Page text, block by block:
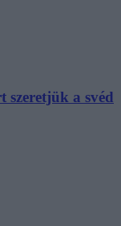
szeretjük a svéd